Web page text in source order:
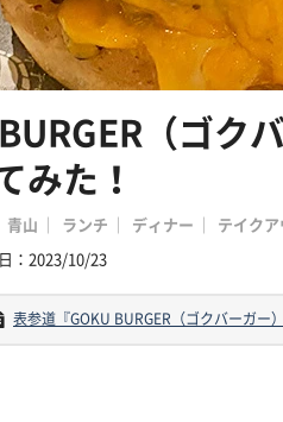
（ゴク
みた！
青山 ランチ ディナー テイクア
：2023/10/23
表参道『GOKU BURGER（ゴクバーガー